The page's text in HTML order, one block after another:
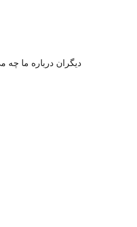
دیگران درباره ما چه